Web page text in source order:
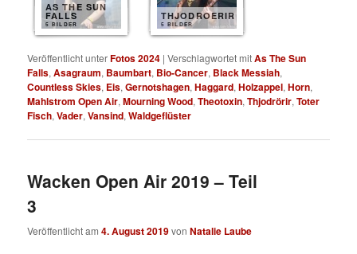
AS THE SUN
FALLS
5 BILDER
THJODROERIR
5 BILDER
Veröffentlicht unterFotos 2024 |Verschlagwortet mitAs The Sun
Falls,Asagraum, Baumbart, Bio-Cancer, Black Messiah,
Countless Skies, Eis,Gernotshagen,Haggard,Holzappel,Horn,
Mahlstrom Open Air,Mourning Wood,Theotoxin,Thjodrörir,Toter
Fisch,Vader,Vansind,Waldgeflüster
Wacken Open Air 2019 – Teil
3
Veröffentlicht am4. August 2019vonNatalie Laube